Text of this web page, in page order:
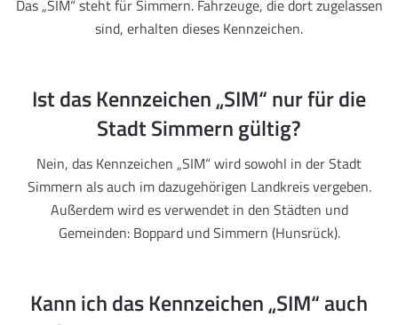
Das „SIM“ steht für Simmern. Fahrzeuge, die dort zugelassen
sind, erhalten dieses Kennzeichen.
Ist das Kennzeichen „SIM“ nur für die
Stadt Simmern gültig?
Nein, das Kennzeichen „SIM“ wird sowohl in der Stadt
Simmern als auch im dazugehörigen Landkreis vergeben.
Außerdem wird es verwendet in den Städten und
Gemeinden: Boppard und Simmern (Hunsrück).
Kann ich das Kennzeichen „SIM“ auch